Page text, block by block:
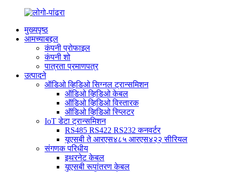
मुख्यपृष्ठ
आमच्याबद्दल
कंपनी प्रोफाइल
कंपनी शो
पात्रता प्रमाणपत्र
उत्पादने
ऑडिओ व्हिडिओ सिग्नल ट्रान्समिशन
ऑडिओ व्हिडिओ केबल
ऑडिओ व्हिडिओ विस्तारक
ऑडिओ व्हिडिओ स्प्लिटर
IoT डेटा ट्रान्समिशन
RS485 RS422 RS232 कनवर्टर
यूएसबी ते आरएस४८५ आरएस४२२ सीरियल
संगणक परिधीय
इथरनेट केबल
यूएसबी रूपांतरण केबल